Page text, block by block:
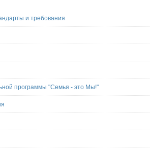
и требования
программы "Семья - это Мы!"